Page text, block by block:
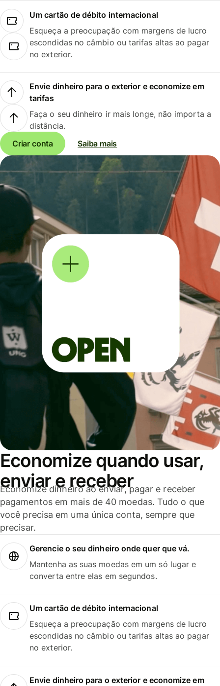
Um cartão de débito internacional
Esqueça a preocupação com margens de lucro
escondidas no câmbio ou tarifas altas ao pagar
no exterior.
Envie dinheiro para o exterior e economize em
tarifas
Faça o seu dinheiro ir mais longe, não importa a
distância.
Criar conta
Saiba mais
Economize quando usar,
enviar e receber
Economize dinheiro ao enviar, pagar e receber
pagamentos em mais de 40 moedas. Tudo o que
você precisa em uma única conta, sempre que
precisar.
Gerencie o seu dinheiro onde quer que vá.
Mantenha as suas moedas em um só lugar e
converta entre elas em segundos.
Um cartão de débito internacional
Esqueça a preocupação com margens de lucro
escondidas no câmbio ou tarifas altas ao pagar
no exterior.
Envie dinheiro para o exterior e economize em